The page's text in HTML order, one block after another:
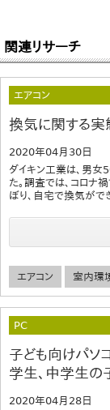
関連リサーチ
エアコン
換気に関する
2020年04月30日
ダイキン工業は、男女
た。調査では、コロナ
ぼり、自宅で換気がで
エアコン 室内環
PC
子ども向けパソ
学生、中学生の
2020年04月28日